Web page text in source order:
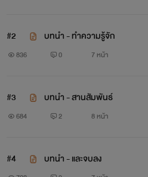
#2 บทนำ - ทำความรู้จัก
836 0 7 หน้า
#3 บทนำ - สานสัมพันธ์
684 2 8 หน้า
#4 บทนำ - และจบลง